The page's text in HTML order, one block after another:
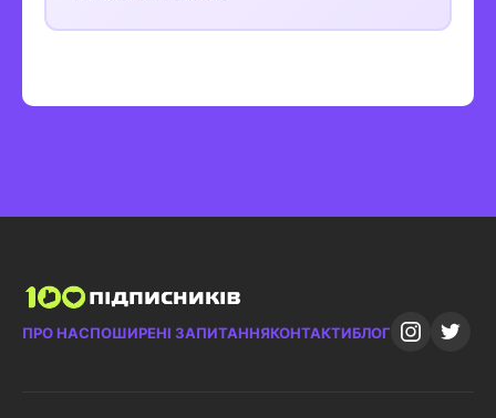
ПРО НАСПОШИРЕНІ ЗАПИТАННЯКОНТАКТИБЛОГ